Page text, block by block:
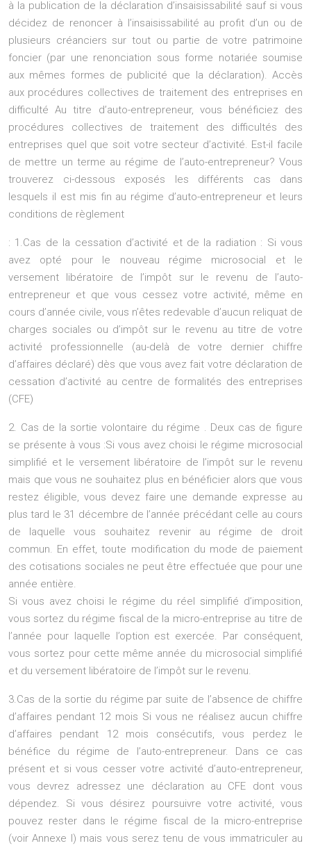
à la publication de la déclaration d’insaisissabilité sauf si vous
décidez de renoncer à l’insaisissabilité au profit d’un ou de
plusieurs créanciers sur tout ou partie de votre patrimoine
foncier (par une renonciation sous forme notariée soumise
aux mêmes formes de publicité que la déclaration). Accès
aux procédures collectives de traitement des entreprises en
difficulté Au titre d’auto-entrepreneur, vous bénéficiez des
procédures collectives de traitement des difficultés des
entreprises quel que soit votre secteur d’activité. Est-il facile
de mettre un terme au régime de l’auto-entrepreneur? Vous
trouverez ci-dessous exposés les différents cas dans
lesquels il est mis fin au régime d’auto-entrepreneur et leurs
conditions de règlement
: 1.Cas de la cessation d’activité et de la radiation : Si vous
avez opté pour le nouveau régime microsocial et le
versement libératoire de l’impôt sur le revenu de l’auto-
entrepreneur et que vous cessez votre activité, même en
cours d’année civile, vous n’êtes redevable d’aucun reliquat de
charges sociales ou d’impôt sur le revenu au titre de votre
activité professionnelle (au-delà de votre dernier chiffre
d’affaires déclaré) dès que vous avez fait votre déclaration de
cessation d’activité au centre de formalités des entreprises
(CFE)
2. Cas de la sortie volontaire du régime . Deux cas de figure
se présente à vous :Si vous avez choisi le régime microsocial
simplifié et le versement libératoire de l’impôt sur le revenu
mais que vous ne souhaitez plus en bénéficier alors que vous
restez éligible, vous devez faire une demande expresse au
plus tard le 31 décembre de l’année précédant celle au cours
de laquelle vous souhaitez revenir au régime de droit
commun. En effet, toute modification du mode de paiement
des cotisations sociales ne peut être effectuée que pour une
année entière.
Si vous avez choisi le régime du réel simplifié d’imposition,
vous sortez du régime fiscal de la micro-entreprise au titre de
l’année pour laquelle l’option est exercée. Par conséquent,
vous sortez pour cette même année du microsocial simplifié
et du versement libératoire de l’impôt sur le revenu.
3.Cas de la sortie du régime par suite de l’absence de chiffre
d’affaires pendant 12 mois Si vous ne réalisez aucun chiffre
d’affaires pendant 12 mois consécutifs, vous perdez le
bénéfice du régime de l’auto-entrepreneur. Dans ce cas
présent et si vous cesser votre activité d’auto-entrepreneur,
vous devrez adressez une déclaration au CFE dont vous
dépendez. Si vous désirez poursuivre votre activité, vous
pouvez rester dans le régime fiscal de la micro-entreprise
(voir Annexe I) mais vous serez tenu de vous immatriculer au